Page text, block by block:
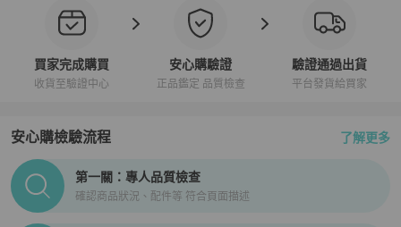
買家完成購買
收貨至驗證中心
安心購驗證
正品鑑定 品質檢查
驗證通過出貨
平台發貨給買家
安心購檢驗流程 了解更多
PopChill拍拍圈正品驗證、安心購檢驗流程介紹
第一關：專人品質檢查
確認商品狀況、配件等 符合頁面描述